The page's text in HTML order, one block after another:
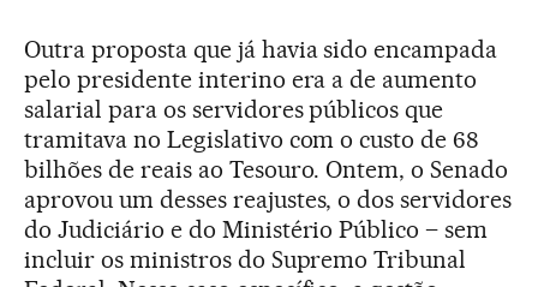
Outra proposta que já havia sido encampada
pelo presidente interino era a de aumento
salarial para os servidores públicos que
tramitava no Legislativo com o custo de 68
bilhões de reais ao Tesouro. Ontem, o Senado
aprovou um desses reajustes, o dos servidores
do Judiciário e do Ministério Público – sem
incluir os ministros do Supremo Tribunal